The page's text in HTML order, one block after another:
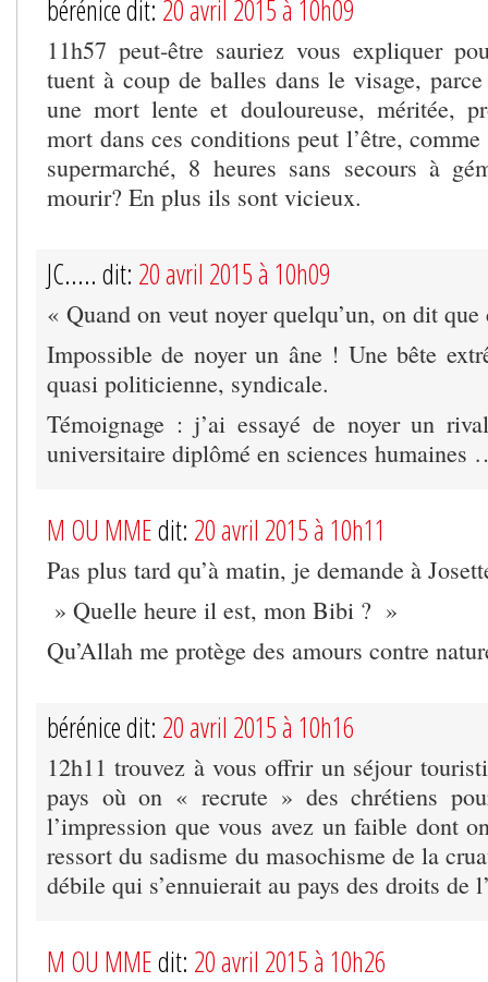
bérénice dit: 20 avril 2015 à 10h09
11h57 peut-être sauriez vous expliquer
tuent à coup de balles dans le visage, parce
une mort lente et douloureuse, méritée,
mort dans ces conditions peut l’être,
supermarché, 8 heures sans secours à
mourir? En plus ils sont vicieux.
JC..... dit: 20 avril 2015 à 10h09
« Quand on veut noyer quelqu’un, on dit que
Impossible de noyer un âne ! Une bête
quasi politicienne, syndicale.
Témoignage : j’ai essayé de noyer un
universitaire diplômé en sciences humaines
M OU MMEdit: 20 avril 2015 à 10h11
Pas plus tard qu’à matin, je demande à
» Quelle heure il est, mon Bibi ? »
Qu’Allah me protège des amours contre
bérénice dit: 20 avril 2015 à 10h16
12h11 trouvez à vous offrir un séjour
pays où on « recrute » des chrétiens
l’impression que vous avez un faible dont
ressort du sadisme du masochisme de la
débile qui s’ennuierait au pays des droits de
M OU MMEdit: 20 avril 2015 à 10h26